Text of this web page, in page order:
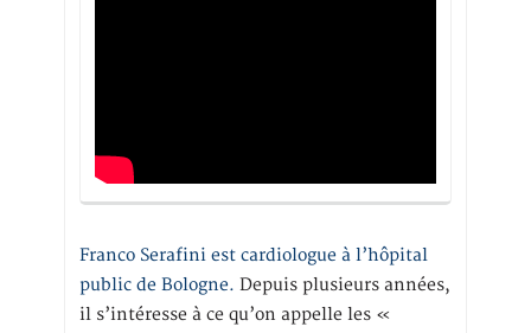
Franco Serafini est cardiologue à l’hôpital
public de Bologne. Depuis plusieurs années,
il s’intéresse à ce qu’on appelle les «